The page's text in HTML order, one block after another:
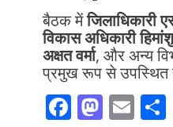
बैठक मेंजिलाधिकारी
विकास अधिकारी
अक्षत वर्मा, और अन्य
प्रमुख रूप से उपस्थित
F M E S